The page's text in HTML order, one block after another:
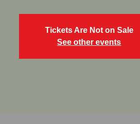
Tickets Are Not on Sale
See other events